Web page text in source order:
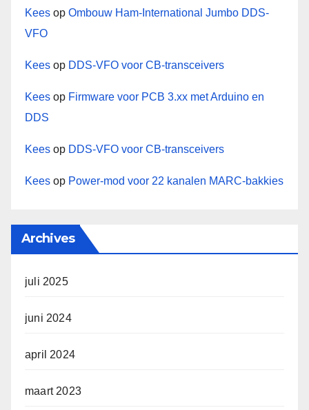
Kees op Ombouw Ham-International Jumbo DDS-
VFO
Kees op DDS-VFO voor CB-transceivers
Kees op Firmware voor PCB 3.xx met Arduino en
DDS
Kees op DDS-VFO voor CB-transceivers
Kees op Power-mod voor 22 kanalen MARC-bakkies
Archives
juli 2025
juni 2024
april 2024
maart 2023